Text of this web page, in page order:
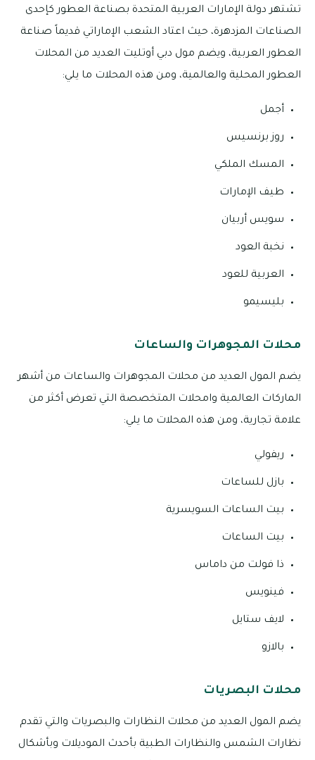
تشتهر دولة الإمارات العربية المتحدة بصناعة العطور كإحدى
الصناعات المزدهرة، حيث اعتاد الشعب الإماراتي قديماً صناعة
العطور العربية، ويضم مول دبي أوتليت العديد من المحلات
العطور المحلية والعالمية، ومن هذه المحلات ما يلي:
أجمل
روز برنسيس
المسك الملكي
طيف الإمارات
سويس أربيان
نخبة العود
العربية للعود
بليسيمو
محلات المجوهرات والساعات
يضم المول العديد من محلات المجوهرات والساعات من أشهر
الماركات العالمية وامحلات المتخصصة التي تعرض أكثر من
علامة تجارية، ومن هذه المحلات ما يلي:
ريفولي
بازل للساعات
بيت الساعات السويسرية
بيت الساعات
ذا فولت من داماس
فينويس
لايف ستايل
بالازو
محلات البصريات
يضم المول العديد من محلات النظارات والبصريات والتي تقدم
نظارات الشمس والنظارات الطبية بأحدث الموديلات وبأشكال